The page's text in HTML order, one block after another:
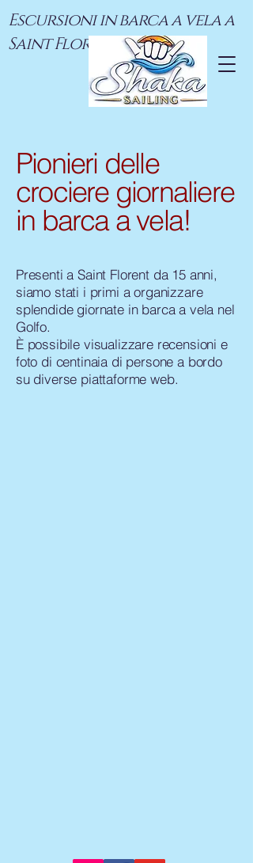
Escursioni in barca a vela a
Saint Florent
Pionieri delle
crociere giornaliere
in barca a vela!
Presenti a Saint Florent da 15 anni,
siamo stati i primi a organizzare
splendide giornate in barca a vela nel
Golfo.
È possibile visualizzare recensioni e
foto di centinaia di persone a bordo
su diverse piattaforme web.